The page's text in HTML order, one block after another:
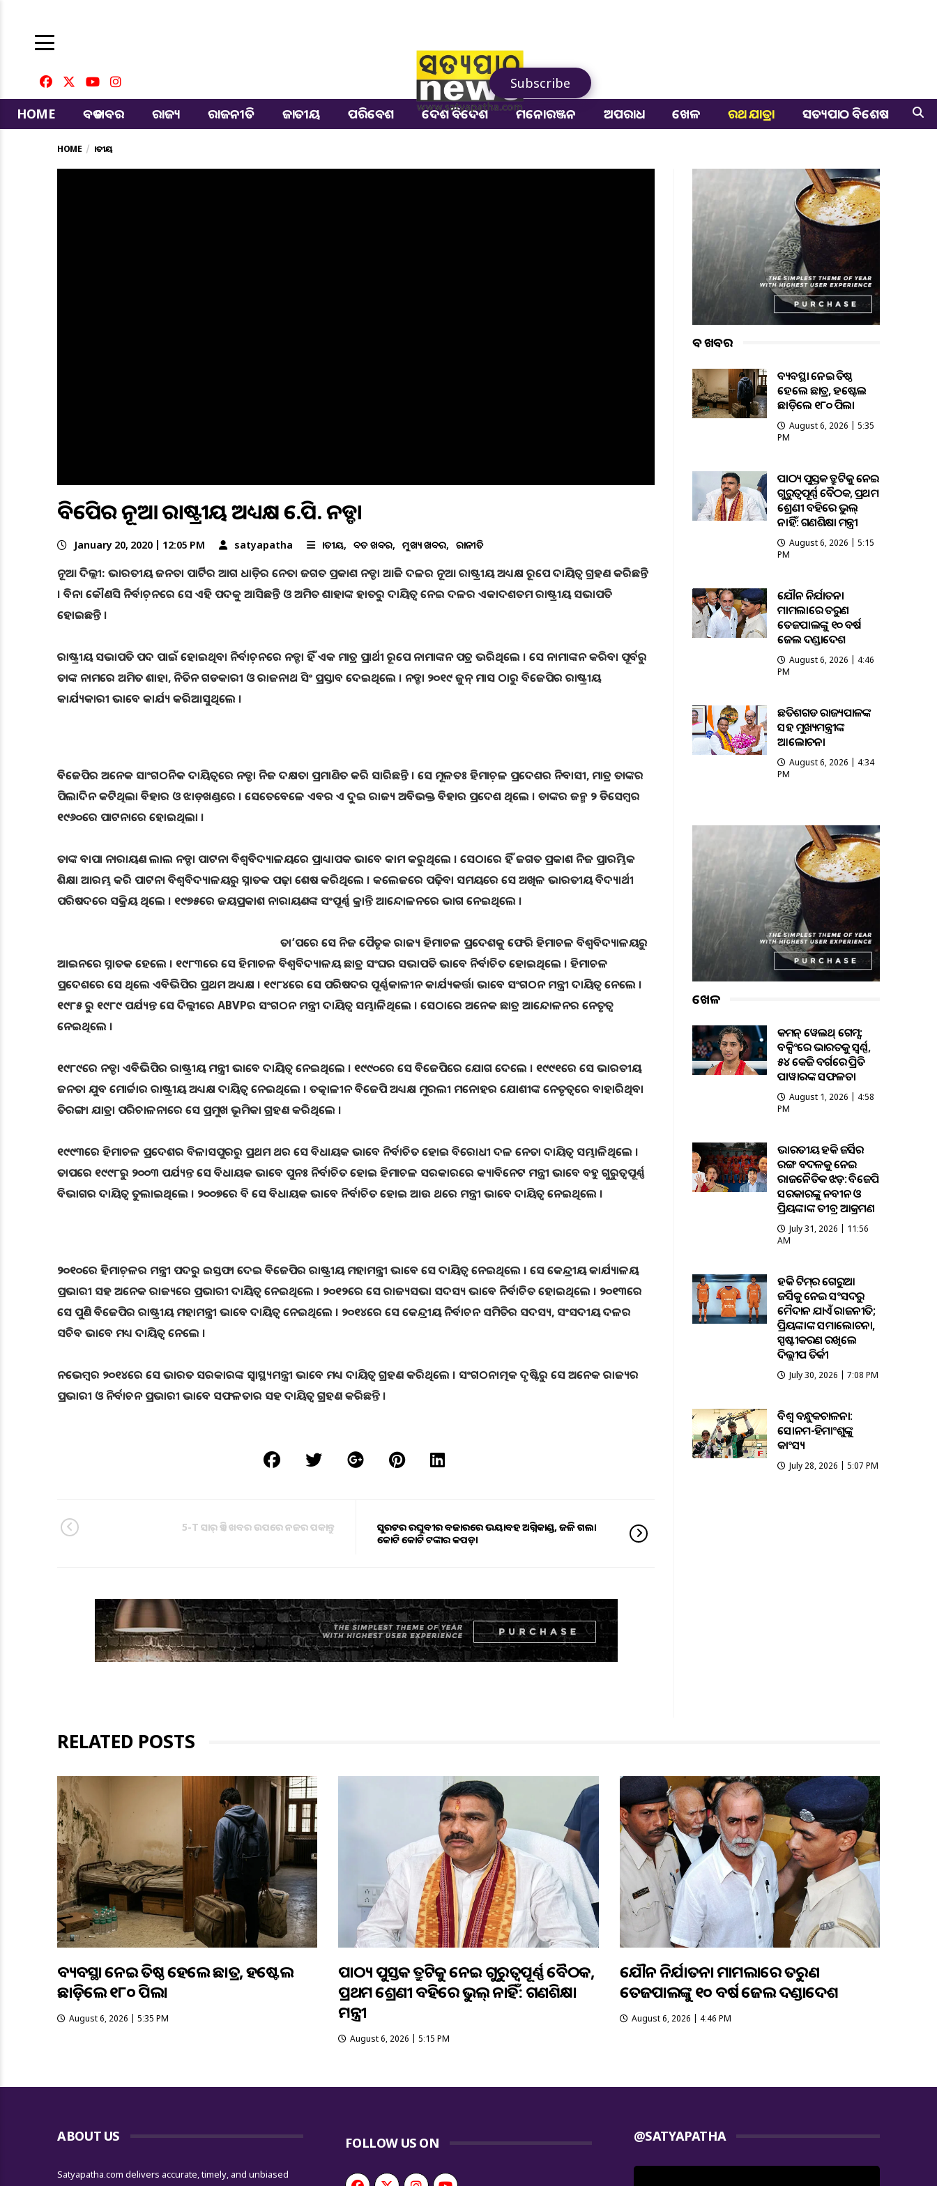
Subscribe
HOME
ବଡ ଖବର ରାଜ୍ୟ ରାଜନୀତି ଜାତୀୟ ପରିବେଶ ଦେଶ ବିଦେଶ ମନୋରଞ୍ଜନ ଅପରାଧ ଖେଳ ରଥ ଯାତ୍ରା ସତ୍ୟପାଠ ବିଶେଷ
HOME ଜାତୀୟ
ବିଜେପିର ନୂଆ ରାଷ୍ଟ୍ରୀୟ ଅଧ୍ୟକ୍ଷ ଜେ.ପି. ନଡ୍ଡା
January 20, 2020 | 12:05 PM satyapatha ଜାତୀୟ ବଡ ଖବର ମୁଖ୍ୟ ଖବର ରାଜନୀତି
ନୂଆ ଦିଲ୍ଲୀ: ଭାରତୀୟ ଜନତା ପାର୍ଟିର ଆଗ ଧାଡ଼ିର ନେତା ଜଗତ ପ୍ରକାଶ ନଡ୍ଡା ଆଜି ଦଳର ନୂଆ ରାଷ୍ଟ୍ରୀୟ ଅଧ୍ୟକ୍ଷ ରୂପେ ଦାୟିତ୍ବ ଗ୍ରହଣ କରିଛନ୍ତି
। ବିନା କୌଣସି ନିର୍ବାଚ଼ନରେ ସେ ଏହି ପଦକୁ ଆସିଛନ୍ତି ଓ ଅମିତ ଶାହାଙ୍କ ହାତରୁ ଦାୟିତ୍ୱ ନେଇ ଦଳର ଏକାଦଶତମ ରାଷ୍ଟ୍ରୀୟ ସଭାପତି
ହୋଇଛନ୍ତି ।
ରାଷ୍ଟ୍ରୀୟ ସଭାପତି ପଦ ପାଇଁ ହୋଇଥିବା ନିର୍ବାଚ଼ନରେ ନଡ୍ଡା ହିଁ ଏକ ମାତ୍ର ପ୍ରାର୍ଥୀ ରୂପେ ନାମାଙ୍କନ ପତ୍ର ଭରିଥିଲେ । ସେ ନାମାଙ୍କନ କରିବା ପୂର୍ବରୁ
ତାଙ୍କ ନାମରେ ଅମିତ ଶାହା, ନିତିନ ଗଡକାରୀ ଓ ରାଜନାଥ ସିଂ ପ୍ରସ୍ତାବ ଦେଇଥିଲେ । ନଡ୍ଡା ୨୦୧୯ ଜୁନ୍‌ ମାସ ଠାରୁ ବିଜେପିର ରାଷ୍ଟ୍ରୀୟ
କାର୍ଯ୍ୟକାରୀ ଭାବେ କାର୍ଯ୍ୟ କରିଆସୁଥିଲେ ।
ବିଜେପିର ଅନେକ ସାଂଗଠନିକ ଦାୟିତ୍ବରେ ନଡ୍ଡା ନିଜ ଦକ୍ଷତା ପ୍ରମାଣିତ କରି ସାରିଛନ୍ତି । ସେ ମୂଳତଃ ହିମାଚ଼ଳ ପ୍ରଦେଶର ନିବାସୀ, ମାତ୍ର ତାଙ୍କର
ପିଲାଦିନ କଟିଥିଲା ବିହାର ଓ ଝାଡ଼ଖଣ୍ଡରେ । ସେତେବେଳେ ଏବର ଏ ଦୁଇ ରାଜ୍ୟ ଅବିଭକ୍ତ ବିହାର ପ୍ରଦେଶ ଥିଲେ । ତାଙ୍କର ଜନ୍ମ ୨ ଡିସେମ୍ବର
୧୯୬୦ରେ ପାଟନାରେ ହୋଇଥିଲା ।
ତାଙ୍କ ବାପା ନାରାୟଣ ଲାଲ ନଡ୍ଡା ପାଟନା ବିଶ୍ବବିଦ୍ୟାଳୟରେ ପ୍ରାଧ୍ୟାପକ ଭାବେ କାମ କରୁଥିଲେ । ସେଠାରେ ହିଁ ଜଗତ ପ୍ରକାଶ ନିଜ ପ୍ରାରମ୍ଭିକ
ଶିକ୍ଷା ଆରମ୍ଭ କରି ପାଟନା ବିଶ୍ବବିଦ୍ୟାଳୟରୁ ସ୍ନାତକ ପଢ଼ା ଶେଷ କରିଥିଲେ । କଲେଜରେ ପଢ଼ିବା ସମୟରେ ସେ ଅଖିଳ ଭାରତୀୟ ବିଦ୍ୟାର୍ଥୀ
ପରିଷଦରେ ସକ୍ରିୟ ଥିଲେ । ୧୯୭୫ରେ ଜୟପ୍ରକାଶ ନାରାୟଣଙ୍କ ସଂପୂର୍ଣ୍ଣ କ୍ରାନ୍ତି ଆନ୍ଦୋଳନରେ ଭାଗ ନେଇଥିଲେ ।
ତା’ପରେ ସେ ନିଜ ପୈତୃକ ରାଜ୍ୟ ହିମାଚଳ ପ୍ରଦେଶକୁ ଫେରି ହିମାଚଳ ବିଶ୍ବବିଦ୍ୟାଳୟରୁ
ଆଇନରେ ସ୍ନାତକ ହେଲେ । ୧୯୮୩ରେ ସେ ହିମାଚଳ ବିଶ୍ବବିଦ୍ୟାଳୟ ଛାତ୍ର ସଂଘର ସଭାପତି ଭାବେ ନିର୍ବାଚିତ ହୋଇଥିଲେ । ହିମାଚଳ
ପ୍ରଦେଶରେ ସେ ଥିଲେ ଏବିଭିପିର ପ୍ରଥମ ଅଧ୍ୟକ୍ଷ । ୧୯୮୪ରେ ସେ ପରିଷଦର ପୂର୍ଣ୍ଣକାଳୀନ କାର୍ଯ୍ୟକର୍ତ୍ତା ଭାବେ ସଂଗଠନ ମନ୍ତ୍ରୀ ଦାୟିତ୍ବ ନେଲେ ।
୧୯୮୫ ରୁ ୧୯୮୯ ପର୍ଯ୍ୟନ୍ତ ସେ ଦିଲ୍ଲୀରେ ABVPର ସଂଗଠନ ମନ୍ତ୍ରୀ ଦାୟିତ୍ବ ସମ୍ଭାଳିଥିଲେ । ସେଠାରେ ଅନେକ ଛାତ୍ର ଆନ୍ଦୋଳନର ନେତୃତ୍ବ
ନେଇଥିଲେ ।
୧୯୮୯ରେ ନଡ୍ଡା ଏବିଭିପିର ରାଷ୍ଟ୍ରୀୟ ମନ୍ତ୍ରୀ ଭାବେ ଦାୟିତ୍ବ ନେଇଥିଲେ । ୧୯୯୦ରେ ସେ ବିଜେପିରେ ଯୋଗ ଦେଲେ । ୧୯୯୧ରେ ସେ ଭାରତୀୟ
ଜନତା ଯୁବ ମୋର୍ଚ୍ଚାର ରାଷ୍ଟ୍ରୀୟ ଅଧ୍ୟକ୍ଷ ଦାୟିତ୍ବ ନେଇଥିଲେ । ତତ୍କାଳୀନ ବିଜେପି ଅଧ୍ୟକ୍ଷ ମୁରଲୀ ମନୋହର ଯୋଶୀଙ୍କ ନେତୃତ୍ବରେ ବାହାରିଥିବା
ତିରଙ୍ଗା ଯାତ୍ରା ପରିଚାଳନାରେ ସେ ପ୍ରମୁଖ ଭୂମିକା ଗ୍ରହଣ କରିଥିଲେ ।
୧୯୯୩ରେ ହିମାଚଳ ପ୍ରଦେଶର ବିଳାସପୁରରୁ ପ୍ରଥମ ଥର ସେ ବିଧାୟକ ଭାବେ ନିର୍ବାଚିତ ହୋଇ ବିରୋଧୀ ଦଳ ନେତା ଦାୟିତ୍ବ ସମ୍ଭାଳିଥିଲେ ।
ତାପରେ ୧୯୯୮ରୁ ୨୦୦୩ ପର୍ଯ୍ୟନ୍ତ ସେ ବିଧାୟକ ଭାବେ ପୁନଃ ନିର୍ବାଚିତ ହୋଇ ହିମାଚଳ ସରକାରରେ କ୍ୟାବିନେଟ ମନ୍ତ୍ରୀ ଭାବେ ବହୁ ଗୁରୁତ୍ବପୂର୍ଣ୍ଣ
ବିଭାଗର ଦାୟିତ୍ବ ତୁଲାଇଥିଲେ । ୨୦୦୭ରେ ବି ସେ ବିଧାୟକ ଭାବେ ନିର୍ବାଚିତ ହୋଇ ଆଉ ଥରେ ମନ୍ତ୍ରୀ ଭାବେ ଦାୟିତ୍ବ ନେଇଥିଲେ ।
୨୦୧୦ରେ ହିମାଚ଼ଳର ମନ୍ତ୍ରୀ ପଦରୁ ଇସ୍ତଫା ଦେଇ ବିଜେପିର ରାଷ୍ଟ୍ରୀୟ ମହାମନ୍ତ୍ରୀ ଭାବେ ସେ ଦାୟିତ୍ବ ନେଇଥିଲେ । ସେ କେନ୍ଦ୍ରୀୟ କାର୍ଯ୍ୟାଳୟ
ପ୍ରଭାରୀ ସହ ଅନେକ ରାଜ୍ୟରେ ପ୍ରଭାରୀ ଦାୟିତ୍ବ ନେଇଥିଲେ । ୨୦୧୨ରେ ସେ ରାଜ୍ୟସଭା ସଦସ୍ୟ ଭାବେ ନିର୍ବାଚିତ ହୋଇଥିଲେ । ୨୦୧୩ରେ
ସେ ପୁଣି ବିଜେପିର ରାଷ୍ଟ୍ରୀୟ ମହାମନ୍ତ୍ରୀ ଭାବେ ଦାୟିତ୍ବ ନେଇଥିଲେ । ୨୦୧୪ରେ ସେ କେନ୍ଦ୍ରୀୟ ନିର୍ବାଚନ ସମିତିର ସଦସ୍ୟ, ସଂସଦୀୟ ଦଳର
ସଚିବ ଭାବେ ମଧ୍ୟ ଦାୟିତ୍ବ ନେଲେ ।
ନଭେମ୍ବର ୨୦୧୪ରେ ସେ ଭାରତ ସରକାରଙ୍କ ସ୍ବାସ୍ଥ୍ୟମନ୍ତ୍ରୀ ଭାବେ ମଧ୍ୟ ଦାୟିତ୍ବ ଗ୍ରହଣ କରିଥିଲେ । ସଂଗଠନାତ୍ମକ ଦୃଷ୍ଟିରୁ ସେ ଅନେକ ରାଜ୍ୟର
ପ୍ରଭାରୀ ଓ ନିର୍ବାଚନ ପ୍ରଭାରୀ ଭାବେ ସଫଳତାର ସହ ଦାୟିତ୍ବ ଗ୍ରହଣ କରିଛନ୍ତି ।
5-T ସାର୍ ଏହି ଖବର ଉପରେ ନଜର ପକାନ୍ତୁ
ସୁରଟର ରଘୁବୀର ବଜାରରେ ଭୟାବହ ଅଗ୍ନିକାଣ୍ଡ, ଜଳି ଗଲା
କୋଟି କୋଟି ଟଙ୍କାର କପଡ଼ା
ବଡ ଖବର
ଅବ୍ୟବସ୍ଥା ନେଇ ଅତିଷ୍ଠ
ହେଲେ ଛାତ୍ର, ହଷ୍ଟେଲ
ଛାଡ଼ିଲେ ୧୮୦ ପିଲା
August 6, 2026 | 5:35
PM
ପାଠ୍ୟ ପୁସ୍ତକ ତ୍ରୁଟିକୁ ନେଇ
ଗୁରୁତ୍ବପୂର୍ଣ୍ଣ ବୈଠକ, ପ୍ରଥମ
ଶ୍ରେଣୀ ବହିରେ ଭୁଲ୍
ନାହିଁ: ଗଣଶିକ୍ଷା ମନ୍ତ୍ରୀ
August 6, 2026 | 5:15
PM
ଯୌନ ନିର୍ଯାତନା
ମାମଲାରେ ତରୁଣ
ତେଜପାଲଙ୍କୁ ୧୦ ବର୍ଷ
ଜେଲ ଦଣ୍ଡାଦେଶ
August 6, 2026 | 4:46
PM
ଛତିଶଗଡ ରାଜ୍ୟପାଳଙ୍କ
ସହ ମୁଖ୍ୟମନ୍ତ୍ରୀଙ୍କ
ଆଲୋଚନା
August 6, 2026 | 4:34
PM
ଖେଳ
କମନ୍ ୱେଲଥ୍ ଗେମ୍ସ:
ବକ୍ସିଂରେ ଭାରତକୁ ସ୍ବର୍ଣ୍ଣ,
୫୪ କେଜି ବର୍ଗରେ ପ୍ରିତି
ପାୱାରଙ୍କ ସଫଳତା
August 1, 2026 | 4:58
PM
ଭାରତୀୟ ହକି ଜର୍ସିର
ରଙ୍ଗ ବଦଳକୁ ନେଇ
ରାଜନୈତିକ ଝଡ଼: ବିଜେପି
ସରକାରଙ୍କୁ ନବୀନ ଓ
ପ୍ରିୟଙ୍କାଙ୍କ ତୀବ୍ର ଆକ୍ରମଣ
July 31, 2026 | 11:56
AM
ହକି ଟିମ୍‌ର ଗେରୁଆ
ଜର୍ସିକୁ ନେଇ ସଂସଦରୁ
ମୈଦାନ ଯାଏଁ ରାଜନୀତି;
ପ୍ରିୟଙ୍କାଙ୍କ ସମାଲୋଚନା,
ସ୍ପଷ୍ଟୀକରଣ ରଖିଲେ
ଦିଲ୍ଲୀପ ତିର୍କୀ
July 30, 2026 | 7:08 PM
ବିଶ୍ବ ବନ୍ଧୁକଚାଳନା:
ସୋନମ-ହିମାଂଶୁଙ୍କୁ
କାଂସ୍ୟ
July 28, 2026 | 5:07 PM
RELATED POSTS
ଅବ୍ୟବସ୍ଥା ନେଇ ଅତିଷ୍ଠ ହେଲେ ଛାତ୍ର, ହଷ୍ଟେଲ
ଛାଡ଼ିଲେ ୧୮୦ ପିଲା
August 6, 2026 | 5:35 PM
ପାଠ୍ୟ ପୁସ୍ତକ ତ୍ରୁଟିକୁ ନେଇ ଗୁରୁତ୍ବପୂର୍ଣ୍ଣ ବୈଠକ,
ପ୍ରଥମ ଶ୍ରେଣୀ ବହିରେ ଭୁଲ୍ ନାହିଁ: ଗଣଶିକ୍ଷା
ମନ୍ତ୍ରୀ
August 6, 2026 | 5:15 PM
ଯୌନ ନିର୍ଯାତନା ମାମଲାରେ ତରୁଣ
ତେଜପାଲଙ୍କୁ ୧୦ ବର୍ଷ ଜେଲ ଦଣ୍ଡାଦେଶ
August 6, 2026 | 4:46 PM
ABOUT US
Satyapatha.com delivers accurate, timely, and unbiased
FOLLOW US ON @SATYAPATHA